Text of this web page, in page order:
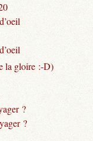
la gloire :-D)
?
?